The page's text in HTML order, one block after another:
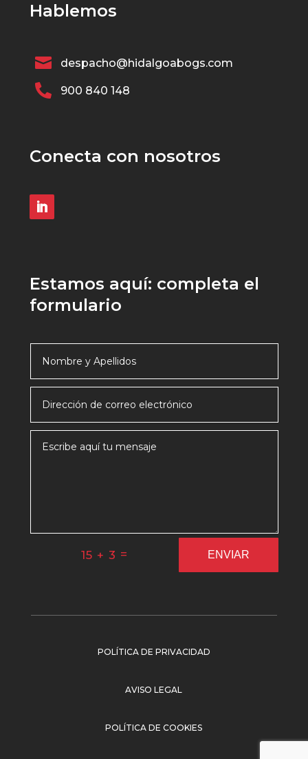
Hablemos
 despacho@hidalgoabogs.com
 900 840 148
Conecta con nosotros
Estamos aquí: completa el
formulario
15 + 3 = ENVIAR
POLÍTICA DE PRIVACIDAD
AVISO LEGAL
POLÍTICA DE COOKIES